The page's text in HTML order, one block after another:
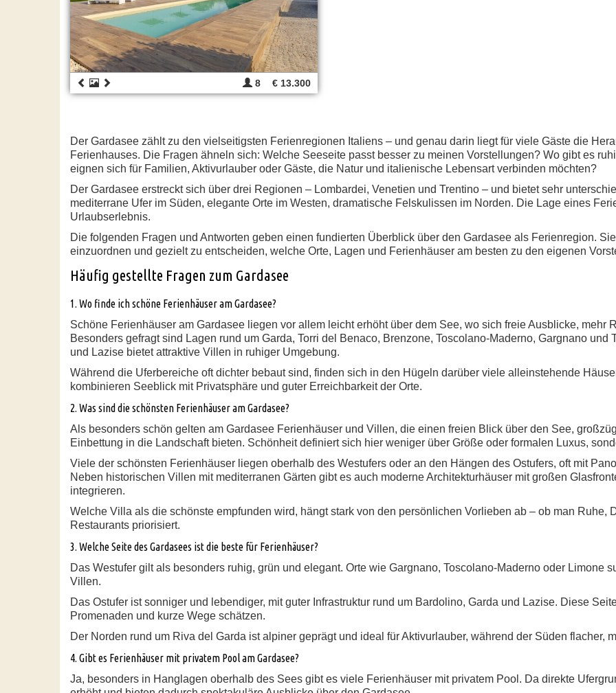
8 € 13.300
Der Gardasee zählt zu den vielseitigsten Ferienregionen Italiens – und genau darin liegt für viele Gäste die
Ferienhauses. Die Fragen ähneln sich: Welche Seeseite passt besser zu meinen Vorstellungen? Wo gibt es
eignen sich für Familien, Aktivurlauber oder Gäste, die Natur und italienische Lebensart verbinden möchten?
Der Gardasee erstreckt sich über drei Regionen – Lombardei, Venetien und Trentino – und bietet sehr
mediterrane Ufer im Süden, elegante Orte im Westen, dramatische Felskulissen im Norden. Die Lage eines
Urlaubserlebnis.
Die folgenden Fragen und Antworten geben einen fundierten Überblick über den Gardasee als Ferienregion.
einzuordnen und gezielt zu entscheiden, welche Orte, Lagen und Ferienhäuser am besten zu den eigenen
Häufig gestellte Fragen zum Gardasee
1. Wo finde ich schöne Ferienhäuser am Gardasee?
Schöne Ferienhäuser am Gardasee liegen vor allem leicht erhöht über dem See, wo sich freie Ausblicke, mehr
Besonders gefragt sind Lagen rund um Garda, Torri del Benaco, Brenzone, Toscolano-Maderno, Gargnano
und Lazise bietet attraktive Villen in ruhiger Umgebung.
Während die Uferbereiche oft dichter bebaut sind, finden sich in den Hügeln darüber viele alleinstehende
kombinieren Seeblick mit Privatsphäre und guter Erreichbarkeit der Orte.
2. Was sind die schönsten Ferienhäuser am Gardasee?
Als besonders schön gelten am Gardasee Ferienhäuser und Villen, die einen freien Blick über den See,
Einbettung in die Landschaft bieten. Schönheit definiert sich hier weniger über Größe oder formalen Luxus,
Viele der schönsten Ferienhäuser liegen oberhalb des Westufers oder an den Hängen des Ostufers, oft mit
Neben historischen Villen mit mediterranen Gärten gibt es auch moderne Architekturhäuser mit großen
integrieren.
Welche Villa als die schönste empfunden wird, hängt stark von den persönlichen Vorlieben ab – ob man Ruhe,
Restaurants priorisiert.
3. Welche Seite des Gardasees ist die beste für Ferienhäuser?
Das Westufer gilt als besonders ruhig, grün und elegant. Orte wie Gargnano, Toscolano-Maderno oder Limone
Villen.
Das Ostufer ist sonniger und lebendiger, mit guter Infrastruktur rund um Bardolino, Garda und Lazise. Diese
Promenaden und kurze Wege schätzen.
Der Norden rund um Riva del Garda ist alpiner geprägt und ideal für Aktivurlauber, während der Süden flacher,
4. Gibt es Ferienhäuser mit privatem Pool am Gardasee?
Ja, besonders in Hanglagen oberhalb des Sees gibt es viele Ferienhäuser mit privatem Pool. Da direkte